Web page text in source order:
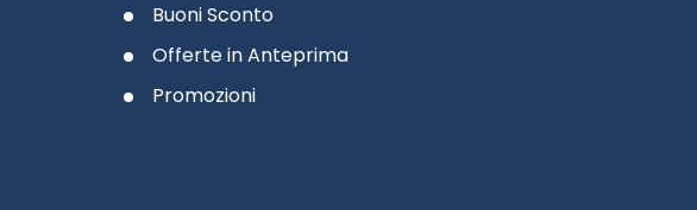
Buoni Sconto
Offerte in Anteprima
Promozioni